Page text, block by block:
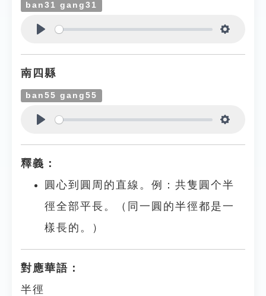
ban31 gang31
南四縣
ban55 gang55
釋義：
圓心到圓周的直線。例：共隻圓个半
徑全部平長。（同一圓的半徑都是一
樣長的。）
對應華語：
半徑